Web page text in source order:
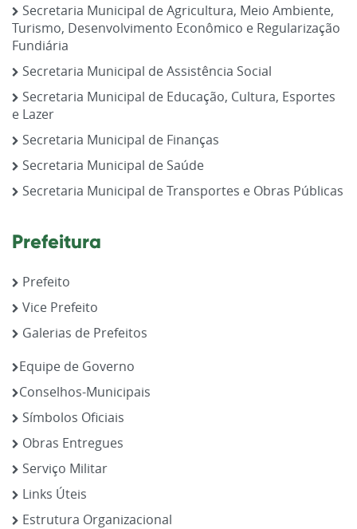
Secretaria Municipal de Agricultura, Meio Ambiente,
Turismo, Desenvolvimento Econômico e Regularização
Fundiária
Secretaria Municipal de Assistência Social
Secretaria Municipal de Educação, Cultura, Esportes
e Lazer
Secretaria Municipal de Finanças
Secretaria Municipal de Saúde
Secretaria Municipal de Transportes e Obras Públicas
Prefeitura
Prefeito
Vice Prefeito
Galerias de Prefeitos
Equipe de Governo
Conselhos-Municipais
Símbolos Oficiais
Obras Entregues
Serviço Militar
Links Úteis
Estrutura Organizacional